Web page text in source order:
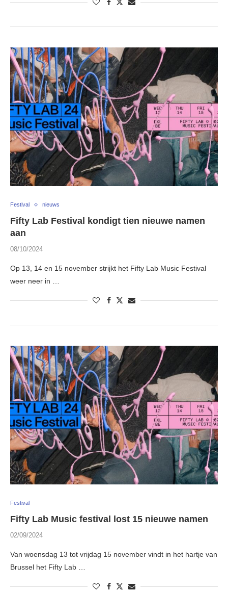
Festival nieuws
Fifty Lab Festival kondigt tien nieuwe namen
aan
08/10/2024
Op 13, 14 en 15 november strijkt het Fifty Lab Music Festival
weer neer in …
Festival
Fifty Lab Music festival lost 15 nieuwe namen
02/09/2024
Van woensdag 13 tot vrijdag 15 november vindt in het hartje van
Brussel het Fifty Lab …